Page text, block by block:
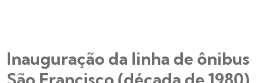
Inauguração da linha de ônibus